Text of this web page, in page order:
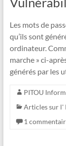
Les mots de
qu’ils sont
ordinateur.
marche » ci-
générés par les
PITOU
Articles sur l'
1